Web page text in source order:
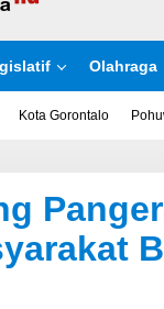
Olahraga
Kota Gorontalo